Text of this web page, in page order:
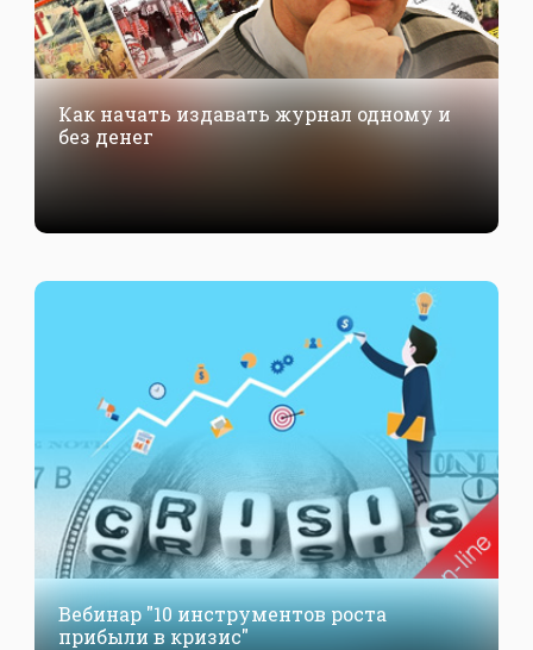
Как начать издавать журнал одному и
без денег
Вебинар "10 инструментов роста
прибыли в кризис"